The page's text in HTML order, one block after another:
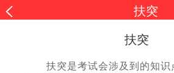
扶突
扶突
扶突是考试会涉及到的知识